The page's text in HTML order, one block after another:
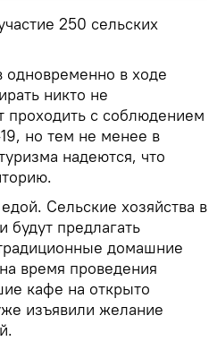
250 сельских
одновременно в ходе
никто не
проходить с соблюдением
но тем не менее в
надеются, что
Сельские хозяйства в
будут предлагать
домашние
время проведения
кафе на открыто
изъявили желание